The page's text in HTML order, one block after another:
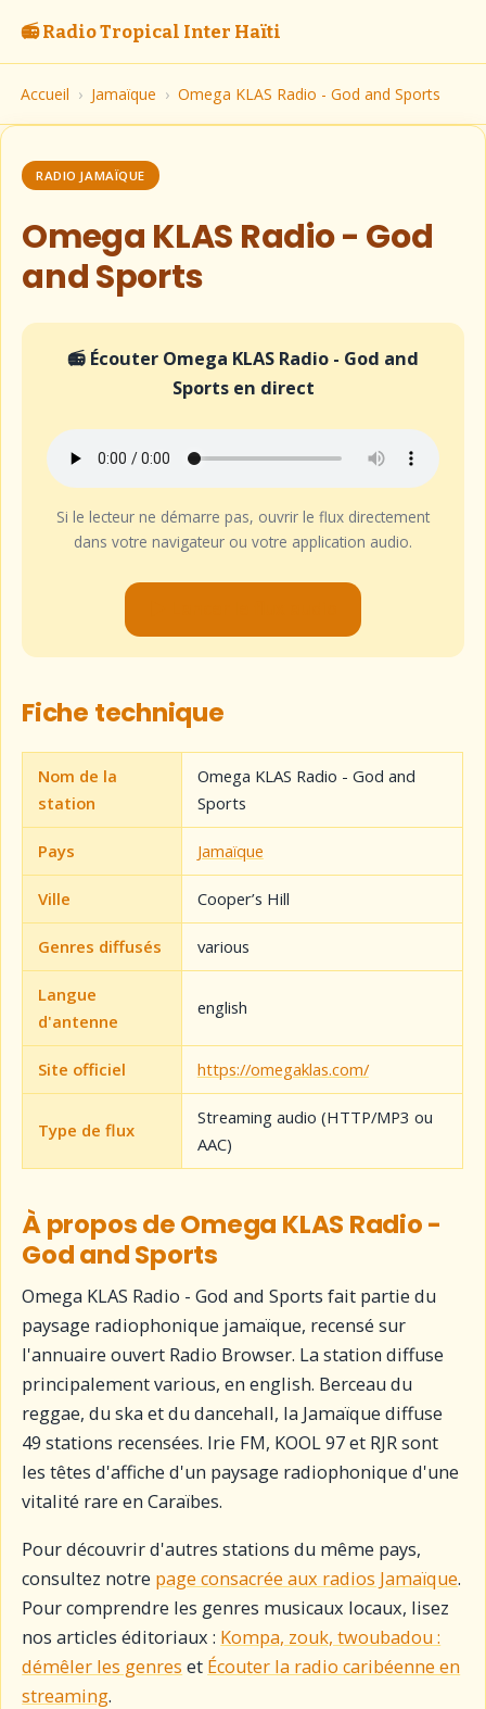
📻 Radio Tropical Inter Haïti
Accueil › Jamaïque › Omega KLAS Radio - God and Sports
RADIO JAMAÏQUE
Omega KLAS Radio - God
and Sports
📻 Écouter Omega KLAS Radio - God and
Sports en direct
Si le lecteur ne démarre pas, ouvrir le flux directement
dans votre navigateur ou votre application audio.
Fiche technique
Nom de la
station
Omega KLAS Radio - God and
Sports
Pays Jamaïque
Ville Cooper’s Hill
Genres diffusés various
Langue
d'antenne
english
Site officiel https://omegaklas.com/
Type de flux
Streaming audio (HTTP/MP3 ou
AAC)
À propos de Omega KLAS Radio -
God and Sports
Omega KLAS Radio - God and Sports fait partie du
paysage radiophonique jamaïque, recensé sur
l'annuaire ouvert Radio Browser. La station diffuse
principalement various, en english. Berceau du
reggae, du ska et du dancehall, la Jamaïque diffuse
49 stations recensées. Irie FM, KOOL 97 et RJR sont
les têtes d'affiche d'un paysage radiophonique d'une
vitalité rare en Caraïbes.
Pour découvrir d'autres stations du même pays,
consultez notre page consacrée aux radios Jamaïque.
Pour comprendre les genres musicaux locaux, lisez
nos articles éditoriaux : Kompa, zouk, twoubadou :
démêler les genres et Écouter la radio caribéenne en
streaming.